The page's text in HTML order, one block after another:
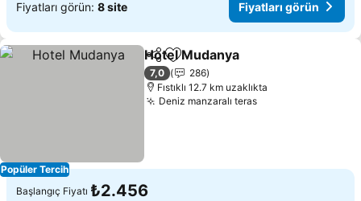
Fiyatları görün: 8 site Fiyatları görün
Popüler Tercih
PaylaşFavorilerime ekle
Hotel Mudanya
7,0
286
Fıstıklı 12.7 km uzaklıkta
Deniz manzaralı teras
Başlangıç Fiyatı ₺2.456